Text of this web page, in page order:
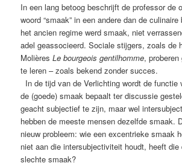
In een lang betoog beschrijft de professor de
woord “smaak” in een andere dan de
het ancien regime werd smaak, niet
adel geassocieerd. Sociale stijgers, zoals de
MolièresLe bourgeois gentilhomme,
te leren – zoals bekend zonder succes.
In de tijd van de Verlichting wordt de functie
de (goede) smaak bepaalt ter discussie
geacht subjectief te zijn, maar wel
hebben de meeste mensen dezelfde smaak.
nieuw probleem: wie een excentrieke smaak
niet aan die intersubjectiviteit houdt, heeft die
slechte smaak?